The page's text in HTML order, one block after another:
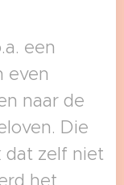
een
even
naar de
Die
dat zelf niet
het